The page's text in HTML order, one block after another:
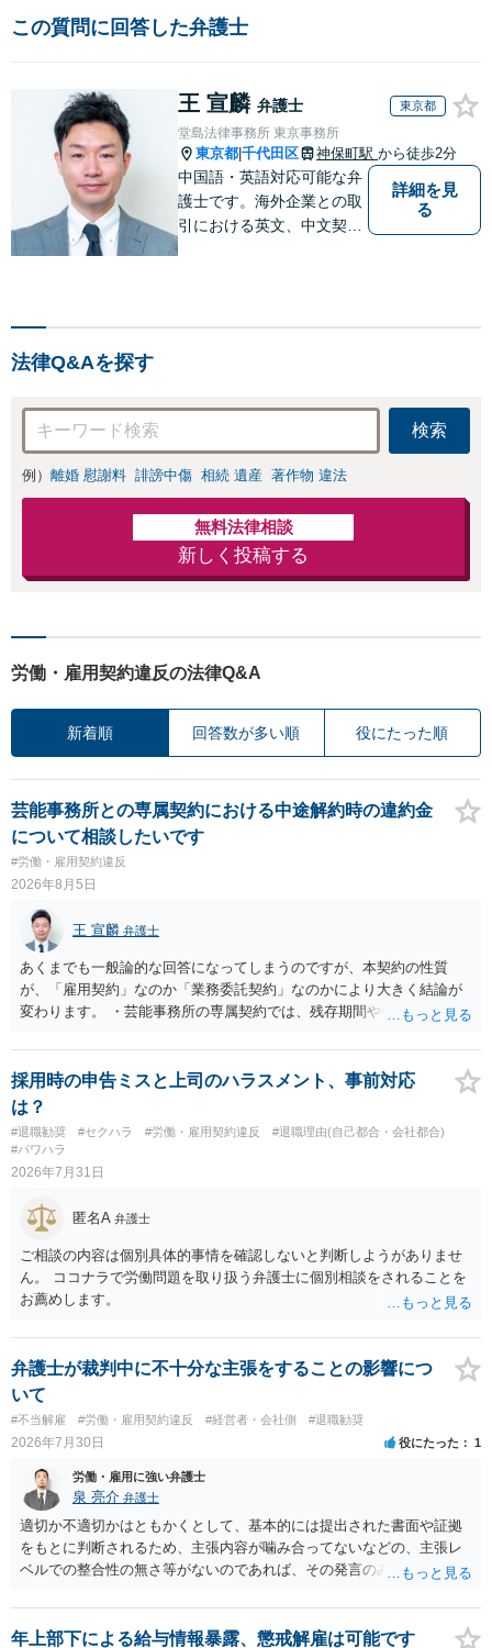
この質問に回答した弁護士
王 宣麟 弁護士 東京都
堂島法律事務所 東京事務所
東京都 千代田区 神保町駅 から徒歩2分
中国語・英語対応可能な弁
護士です。海外企業との取
引における英文、中文契約
詳細を見
る
法律Q&Aを探す
検索
例） 離婚 慰謝料 誹謗中傷 相続 遺産 著作物 違法
無料法律相談
新しく投稿する
労働・雇用契約違反の法律Q&A
新着順 回答数が多い順 役にたった順
芸能事務所との専属契約における中途解約時の違約金
について相談したいです
#労働・雇用契約違反
2026年8月5日
王 宣麟 弁護士
あくまでも一般論的な回答になってしまうのですが、本契約の性質
が、「雇用契約」なのか「業務委託契約」なのかにより大きく結論が
変わります。 ・芸能事務所の専属契約では、残存期間や報酬額、投下
務上よくあるからといって当然に適法という意味ではなく、実際の損
害との対応関係や合理性が重要です。 ・違約金に上限がなくても、常
に有効になるわけではありません。契約が労働契約に近い実態なら労
基法16条で無効となる余地があり、そうでなくても、金額が事務所の
損害と比べて過大なら無効や減額が争点になります。 ・契約前の修正
交渉は一般的です。 交渉の方向としては、上限額を設ける、実損害ベ
費・未回収費用のみ」に限定する、などが典型です。 ・弁護士に契約
前に契約書の内容をレビューしてもらう価値は十分にあると思われま
す。 争点は、契約類型が雇用か業務委託か、実態として労働者性があ
るか、解除事由が双方にどう定められているか、違約金の算定根拠が
合理的か、という複数論点に分かれます。契約前なら、交渉のパワー
コストを抑えやすいので、資料等を持参の上弁護士に確認されること
をお勧めします。 ・事務所側の解除でも、解除理由によってはタレン
ト側に損害賠償が発生する建付けになっていることはあります。ただ
し、事務所側が一方的に解除したのにタレントへ違約金を課す設計
は、合理性や対価性を欠くとして争いやすいです。逆に、タレント側
の重大な契約違反がある場合は、実損害の範囲で請求される可能性は
あります。
採用時の申告ミスと上司のハラスメント、事前対応
は？
#退職勧奨 #セクハラ #労働・雇用契約違反
#退職理由(自己都合・会社都合)
#パワハラ
2026年7月31日
匿名A 弁護士
ご相談の内容は個別具体的事情を確認しないと判断しようがありませ
ん。 ココナラで労働問題を取り扱う弁護士に個別相談をされることを
お薦めします。
弁護士が裁判中に不十分な主張をすることの影響につ
いて
#不当解雇 #労働・雇用契約違反 #経営者・会社側 #退職勧奨
2026年7月30日 役にたった 1
労働・雇用に強い弁護士
泉 亮介 弁護士
適切か不適切かはともかくとして、基本的には提出された書面や証拠
をもとに判断されるため、主張内容が噛み合ってないなどの、主張レ
ベルでの整合性の無さ等がないのであれば、その発言のみで大きく不
年上部下による給与情報暴露、懲戒解雇は可能です